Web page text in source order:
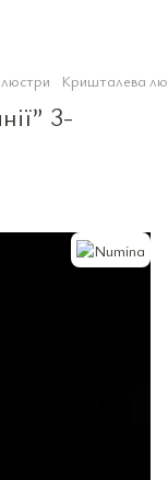
люстри Кришталева
3-